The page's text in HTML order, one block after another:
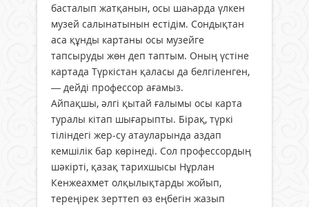
басталып жатқанын, осы шаһарда үлкен
музей салынатынын естідім. Сондықтан
аса құнды картаны осы музейге
тапсыруды жөн деп таптым. Оның үстіне
картада Түркістан қаласы да белгіленген,
— дейді профессор ағамыз.
Айпақшы, әлгі қытай ғалымы осы карта
туралы кітап шығарыпты. Бірақ, түркі
тіліндегі жер-су атауларында аздап
кемшілік бар көрінеді. Сол профессордың
шәкірті, қазақ тарихшысы Нұрлан
Кенжеахмет олқылықтарды жойып,
тереңірек зерттеп өз еңбегін жазып